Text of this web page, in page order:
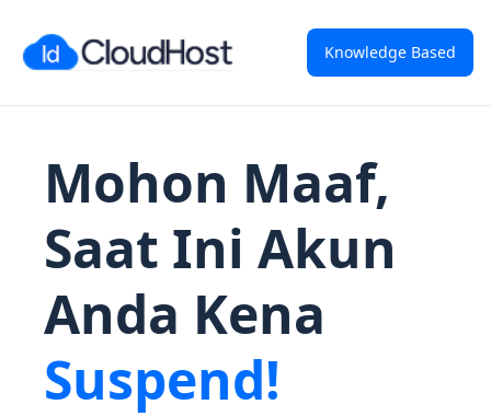
Knowledge Based
Mohon Maaf,
Saat Ini Akun
Anda Kena
Suspend!